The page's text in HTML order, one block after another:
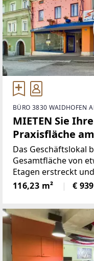
BÜRO 3830 WAIDHOFEN
MIETEN Sie
Praxisfläche
Waidhofen a.d.
Das Geschäftslokal
Gesamtfläche von
Etagen erstreckt
steht eine
116,23 m² €